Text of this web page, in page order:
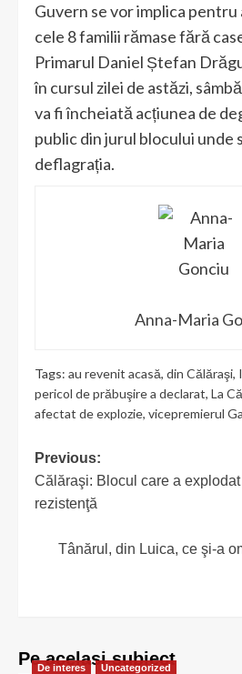
Guvern se vor implica
cele 8 familii rămase fără
Primarul Daniel Ștefan
în cursul zilei de astăzi,
va fi încheiată acțiunea de
public din jurul blocului unde
deflagrația.
Anna-Maria
Tags: au revenit acasă, din Călăraşi,
pericol de prăbuşire a declarat, La
afectat de explozie, vicepremierul
Post
navigation
Previous:
Călăraşi: Blocul care a
rezistenţă
Tânărul, din Luica, ce şi-a
Pe acelasi subiect
De interes Uncategorized